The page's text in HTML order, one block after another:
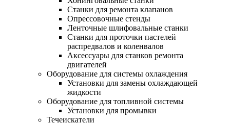
Станки для ремонта клапанов
Опрессовочные стенды
Ленточные шлифовальные станки
Станки для проточки пастелей
распредвалов и коленвалов
Аксессуары для станков ремонта
двигателей
Оборудование для системы охлаждения
Установки для замены охлаждающей
жидкости
Оборудование для топливной системы
Установки для промывки
Течеискатели